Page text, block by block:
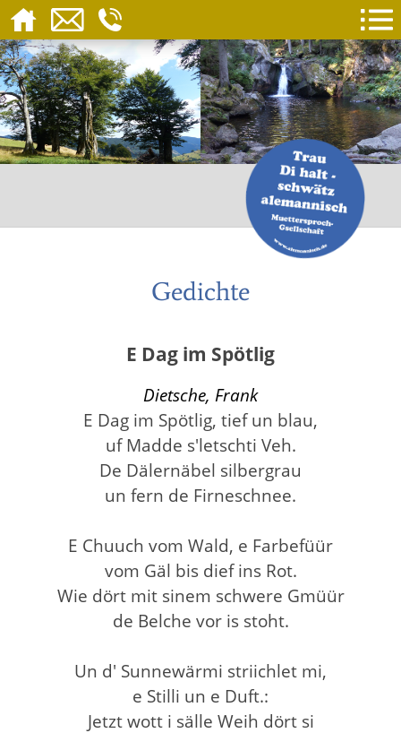
Gedichte
E Dag im Spötlig
Dietsche, Frank
E Dag im Spötlig, tief un blau,
uf Madde s'letschti Veh.
De Dälernäbel silbergrau
un fern de Firneschnee.
E Chuuch vom Wald, e Farbefüür
vom Gäl bis dief ins Rot.
Wie dört mit sinem schwere Gmüür
de Belche vor is stoht.
Un d' Sunnewärmi striichlet mi,
e Stilli un e Duft.:
Jetzt wott i sälle Weih dört si